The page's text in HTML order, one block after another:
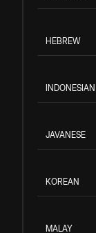
HEBREW
INDONESIAN
JAVANESE
KOREAN
MALAY